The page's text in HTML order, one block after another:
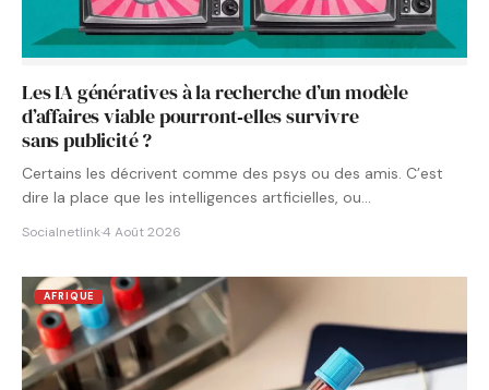
Les IA génératives à la recherche d’un modèle
d’affaires viable pourront‑elles survivre
sans publicité ?
Certains les décrivent comme des psys ou des amis. C’est
dire la place que les intelligences artficielles, ou…
Socialnetlink·4 Août 2026
AFRIQUE